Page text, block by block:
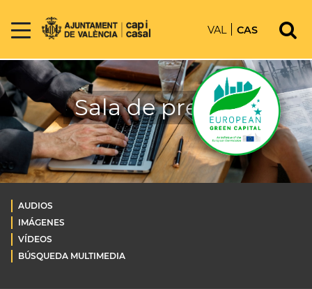
VAL CAS
Sala de prensa
AUDIOS
IMÁGENES
VÍDEOS
BÚSQUEDA MULTIMEDIA